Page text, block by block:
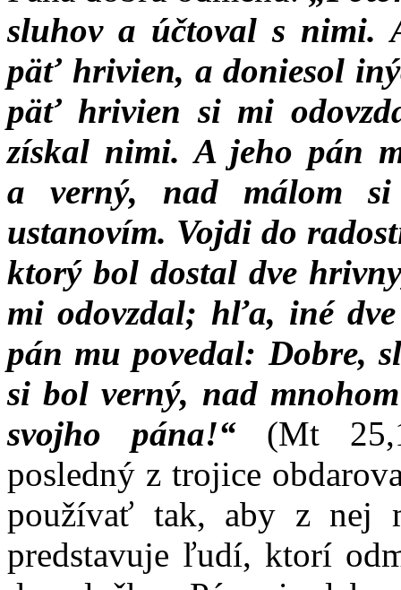
sluhov a účtoval s nimi.
päť hrivien, a doniesol
päť hrivien si mi
získal nimi. A jeho pán
a verný, nad málom
ustanovím. Vojdi do
ktorý bol dostal dve
mi odovzdal; hľa, iné
pán mu povedal: Dobre,
si bol verný, nad
svojho pána!“ (Mt
posledný z trojice
používať tak, aby z nej
predstavuje ľudí, ktorí